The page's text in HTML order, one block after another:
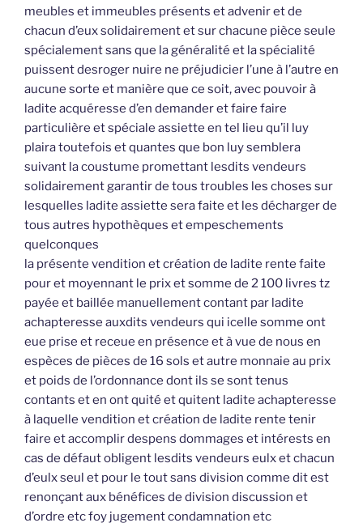
meubles et immeubles présents et advenir et de
chacun d’eux solidairement et sur chacune pièce seule
spécialement sans que la généralité et la spécialité
puissent desroger nuire ne préjudicier l’une à l’autre en
aucune sorte et manière que ce soit, avec pouvoir à
ladite acquéresse d’en demander et faire faire
particulière et spéciale assiette en tel lieu qu’il luy
plaira toutefois et quantes que bon luy semblera
suivant la coustume promettant lesdits vendeurs
solidairement garantir de tous troubles les choses sur
lesquelles ladite assiette sera faite et les décharger de
tous autres hypothèques et empeschements
quelconques
la présente vendition et création de ladite rente faite
pour et moyennant le prix et somme de 2 100 livres tz
payée et baillée manuellement contant par ladite
achapteresse auxdits vendeurs qui icelle somme ont
eue prise et receue en présence et à vue de nous en
espèces de pièces de 16 sols et autre monnaie au prix
et poids de l’ordonnance dont ils se sont tenus
contants et en ont quité et quitent ladite achapteresse
à laquelle vendition et création de ladite rente tenir
faire et accomplir despens dommages et intérests en
cas de défaut obligent lesdits vendeurs eulx et chacun
d’eulx seul et pour le tout sans division comme dit est
renonçant aux bénéfices de division discussion et
d’ordre etc foy jugement condamnation etc